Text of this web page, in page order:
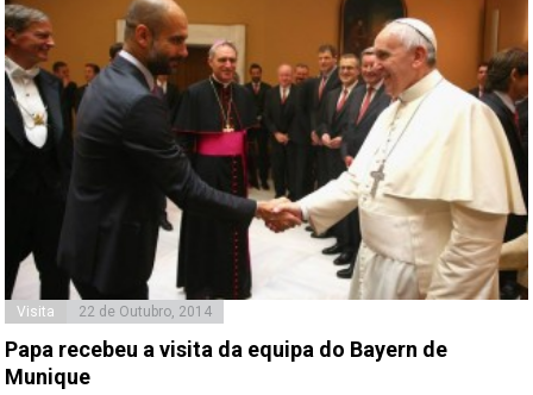
Visita 22 de Outubro, 2014
Papa recebeu a visita da equipa do Bayern de
Munique